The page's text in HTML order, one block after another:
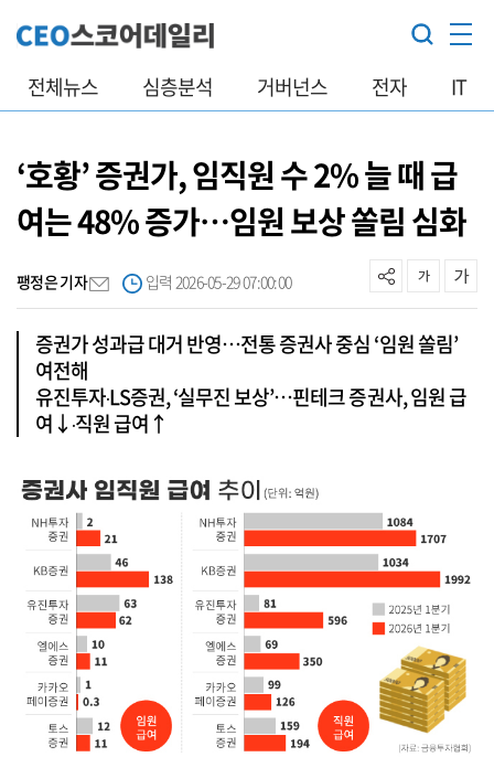
전체뉴스 심층분석 거버넌스 전자 IT
‘호황’ 증권가, 임직원 수 2% 늘 때 급
여는 48% 증가…임원 보상 쏠림 심화
팽정은 기자 입력 2026-05-29 07:00:00
증권가 성과급 대거 반영…전통 증권사 중심 ‘임원 쏠림’
여전해
유진투자‧LS증권, ‘실무진 보상’…핀테크 증권사, 임원 급
여↓‧직원 급여↑